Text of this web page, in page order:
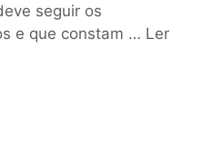
seguir os
e que constam … Ler